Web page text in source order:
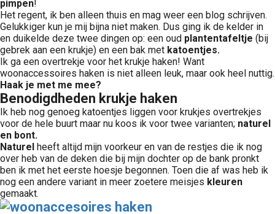
pimpen!
Het regent, ik ben alleen thuis en mag weer een blog schrijven.
Gelukkiger kun je mij bijna niet maken. Dus ging ik de kelder in
en duikelde deze twee dingen op: een oud plantentafeltje (bij
gebrek aan een krukje) en een bak met katoentjes.
Ik ga een overtrekje voor het krukje haken! Want
woonaccessoires haken is niet alleen leuk, maar ook heel nuttig.
Haak je met me mee?
Benodigdheden krukje haken
Ik heb nog genoeg katoentjes liggen voor krukjes overtrekjes
voor de hele buurt maar nu koos ik voor twee varianten; naturel
en bont.
Naturel heeft altijd mijn voorkeur en van de restjes die ik nog
over heb van de deken die bij mijn dochter op de bank pronkt
ben ik met het eerste hoesje begonnen. Toen die af was heb ik
nog een andere variant in meer zoetere meisjes kleuren
gemaakt.